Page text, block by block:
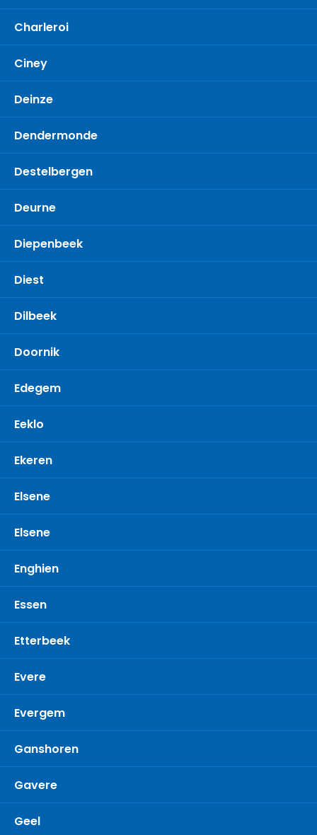
Charleroi
Ciney
Deinze
Dendermonde
Destelbergen
Deurne
Diepenbeek
Diest
Dilbeek
Doornik
Edegem
Eeklo
Ekeren
Elsene
Elsene
Enghien
Essen
Etterbeek
Evere
Evergem
Ganshoren
Gavere
Geel